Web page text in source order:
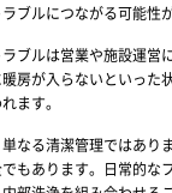
ブルにつながる可能性
ブルは営業や施設運営
房が入らないといった
ます。
なる清潔管理ではあり
もあります。日常的な